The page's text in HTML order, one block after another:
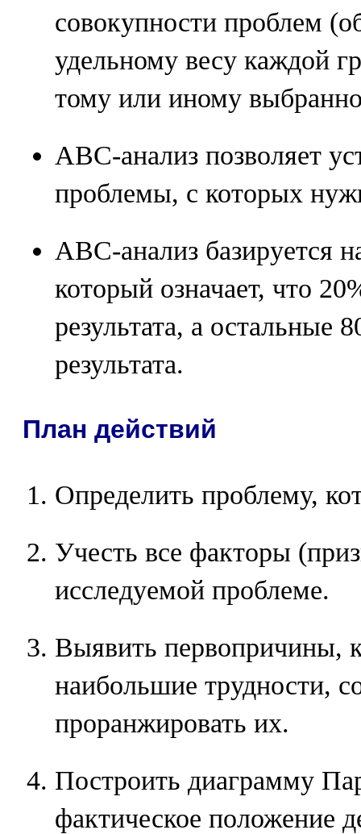
совокупности проблем
удельному весу каждой
тому или иному
АВС-анализ позволяет
проблемы, с которых
АВС-анализ базируется
который означает, что
результата, а остальные
результата.
План действий
Определить проблему,
Учесть все факторы
исследуемой проблеме.
Выявить первопричины,
наибольшие трудности,
проранжировать их.
Построить диаграмму
фактическое положение